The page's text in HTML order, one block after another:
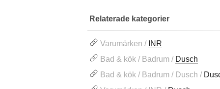
Relaterade kategorier
Varumärken / INR
Bad & kök / Badrum / Dusch
Bad & kök / Badrum / Dusch /